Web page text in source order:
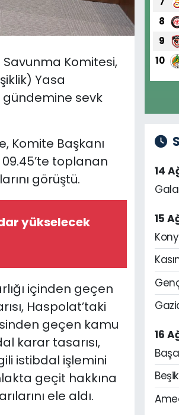
Savunma Komitesi,
Yasa
gündemine sevk
Komite Başkanı
toplanan
görüştü.
yükselecek
içinden geçen
Haspolat’taki
geçen kamu
karar tasarısı,
istibdal işlemini
geçit hakkına
ele aldı.
8
9
10
14
15
16